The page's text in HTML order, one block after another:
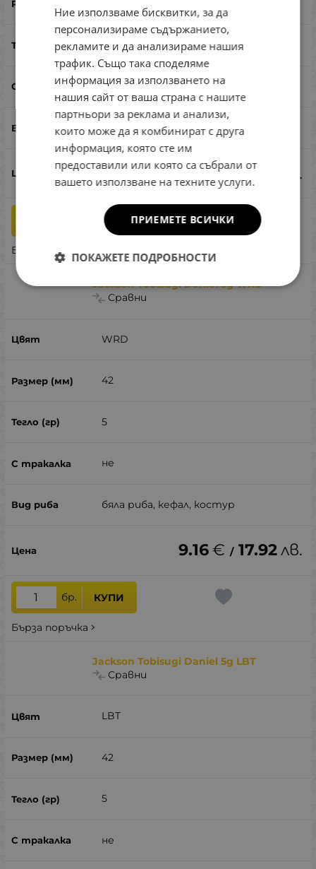
5
не
бяла риба, кефал, костур
9.16€ 17.92 лв.
КУПИ
Бърза поръчка
Jackson Tobisugi Daniel 5g WRD
Сравни
WRD
42
5
не
бяла риба, кефал, костур
9.16€ / 17.92лв.
бр. КУПИ
Бърза поръчка
Jackson Tobisugi Daniel 5g LBT
Сравни
LBT
42
5
не
Ние използваме бисквитки, за да
персонализираме съдържанието,
рекламите и да анализираме нашия
трафик. Също така споделяме
информация за използването на
нашия сайт от ваша страна с нашите
партньори за реклама и анализи,
които може да я комбинират с друга
информация, която сте им
предоставили или която са събрали от
вашето използване на техните услуги.
ПРИЕМЕТЕ ВСИЧКИ
ПОКАЖЕТЕ ПОДРОБНОСТИ